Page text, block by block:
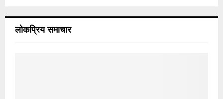
लोकप्रिय समाचार